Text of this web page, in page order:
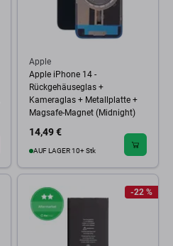
Apple
Apple iPhone 14 -
Rückgehäuseglas +
Kameraglas + Metallplatte +
Magsafe-Magnet (Midnight)
14,49 €
AUF LAGER 10+ Stk
-22 %